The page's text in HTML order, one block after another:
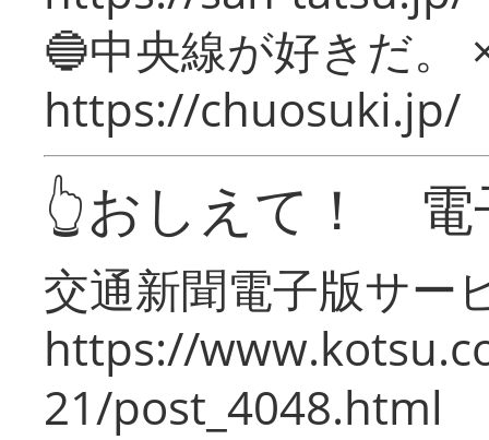
🔵中央線が好きだ。
https://chuosuki.jp/
👆おしえて！ 電
交通新聞電子版サー
https://
21/post_4048.html